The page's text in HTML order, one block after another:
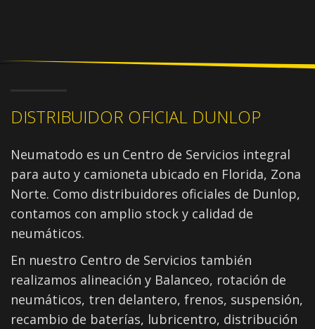
DISTRIBUIDOR OFICIAL DUNLOP
Neumatodo es un Centro de Servicios integral
para auto y camioneta ubicado en Florida, Zona
Norte. Como distribuidores oficiales de Dunlop,
contamos con amplio stock y calidad de
neumáticos.
En nuestro Centro de Servicios también
realizamos alineación y Balanceo, rotación de
neumáticos, tren delantero, frenos, suspensión,
recambio de baterías, lubricentro, distribución